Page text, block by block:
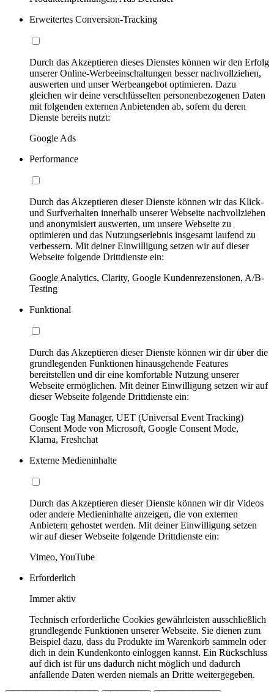
Erweitertes Conversion-Tracking
Durch das Akzeptieren dieses Dienstes können wir den Erfolg
unserer Online-Werbeeinschaltungen besser nachvollziehen,
auswerten und unser Werbeangebot optimieren. Dazu
gleichen wir deine verschlüsselten personenbezogenen Daten
mit folgenden externen Anbietenden ab, sofern du deren
Dienste bereits nutzt:
Google Ads
Performance
Durch das Akzeptieren dieser Dienste können wir das Klick-
und Surfverhalten innerhalb unserer Webseite nachvollziehen
und anonymisiert auswerten, um unsere Webseite zu
optimieren und das Nutzungserlebnis insgesamt laufend zu
verbessern. Mit deiner Einwilligung setzen wir auf dieser
Webseite folgende Drittdienste ein:
Google Analytics, Clarity, Google Kundenrezensionen, A/B-
Testing
Funktional
Durch das Akzeptieren dieser Dienste können wir dir über die
grundlegenden Funktionen hinausgehende Features
bereitstellen und dir eine komfortable Nutzung unserer
Webseite ermöglichen. Mit deiner Einwilligung setzen wir auf
dieser Webseite folgende Drittdienste ein:
Google Tag Manager, UET (Universal Event Tracking)
Consent Mode von Microsoft, Google Consent Mode,
Klarna, Freshchat
Externe Medieninhalte
Durch das Akzeptieren dieser Dienste können wir dir Videos
oder andere Medieninhalte anzeigen, die von externen
Anbietern gehostet werden. Mit deiner Einwilligung setzen
wir auf dieser Webseite folgende Drittdienste ein:
Vimeo, YouTube
Erforderlich
Immer aktiv
Technisch erforderliche Cookies gewährleisten ausschließlich
grundlegende Funktionen unserer Webseite. Sie dienen zum
Beispiel dazu, dass du Produkte im Warenkorb sammeln oder
dich in dein Kundenkonto einloggen kannst. Ein Rückschluss
auf dich ist für uns dadurch nicht möglich und dadurch
anfallende Daten werden niemals an Dritte weitergegeben.